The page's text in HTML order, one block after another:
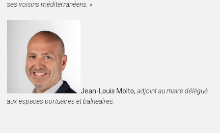
ses voisins méditerranéens. »
Jean-Louis Molto, adjoint au maire délégué
aux espaces portuaires et balnéaires.